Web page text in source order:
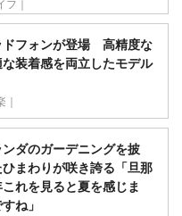
フ｜
ドフォンが登場 高精度な
装着感を両立したモデル
｜
ダのガーデニングを披
まわりが咲き誇る「旦那
れを見ると夏を感じま
ね」